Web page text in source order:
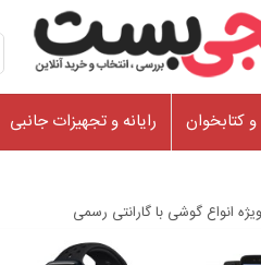
کتابخوان رایانه و تجهیزات جانبی
انواع گوشی با گارانتی رسمی